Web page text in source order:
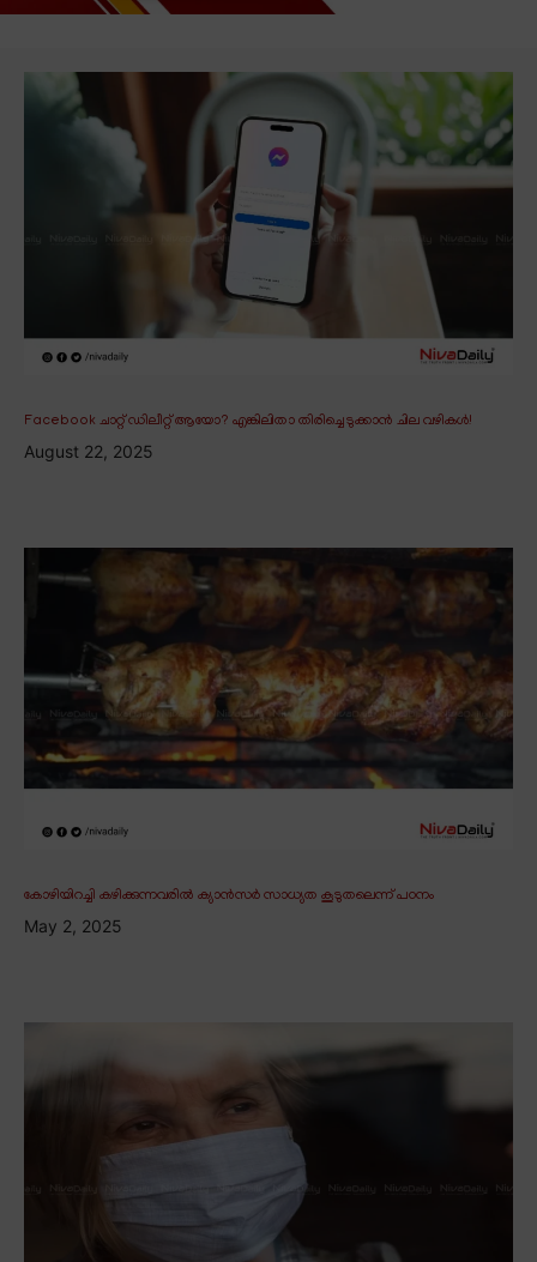
Facebook ചാറ്റ് ഡിലീറ്റ് ആയോ? എങ്കിലിതാ തിരിച്ചെടുക്കാൻ ചില വഴികൾ!
August 22, 2025
കോഴിയിറച്ചി കഴിക്കുന്നവരിൽ ക്യാൻസർ സാധ്യത കൂടുതലെന്ന് പഠനം
May 2, 2025